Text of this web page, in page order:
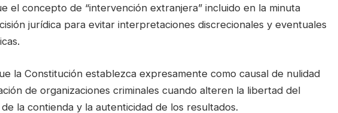
el concepto de “intervención extranjera” incluido en la minuta
jurídica para evitar interpretaciones discrecionales y eventuales
la Constitución establezca expresamente como causal de nulidad
de organizaciones criminales cuando alteren la libertad del
la contienda y la autenticidad de los resultados.